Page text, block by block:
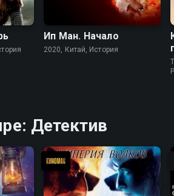
Ип Ман. Начало
2020, Китай, История
Детектив